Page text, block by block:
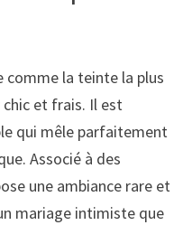
comme la teinte la plus
et frais. Il est
qui mêle parfaitement
Associé à des
une ambiance rare et
mariage intimiste que